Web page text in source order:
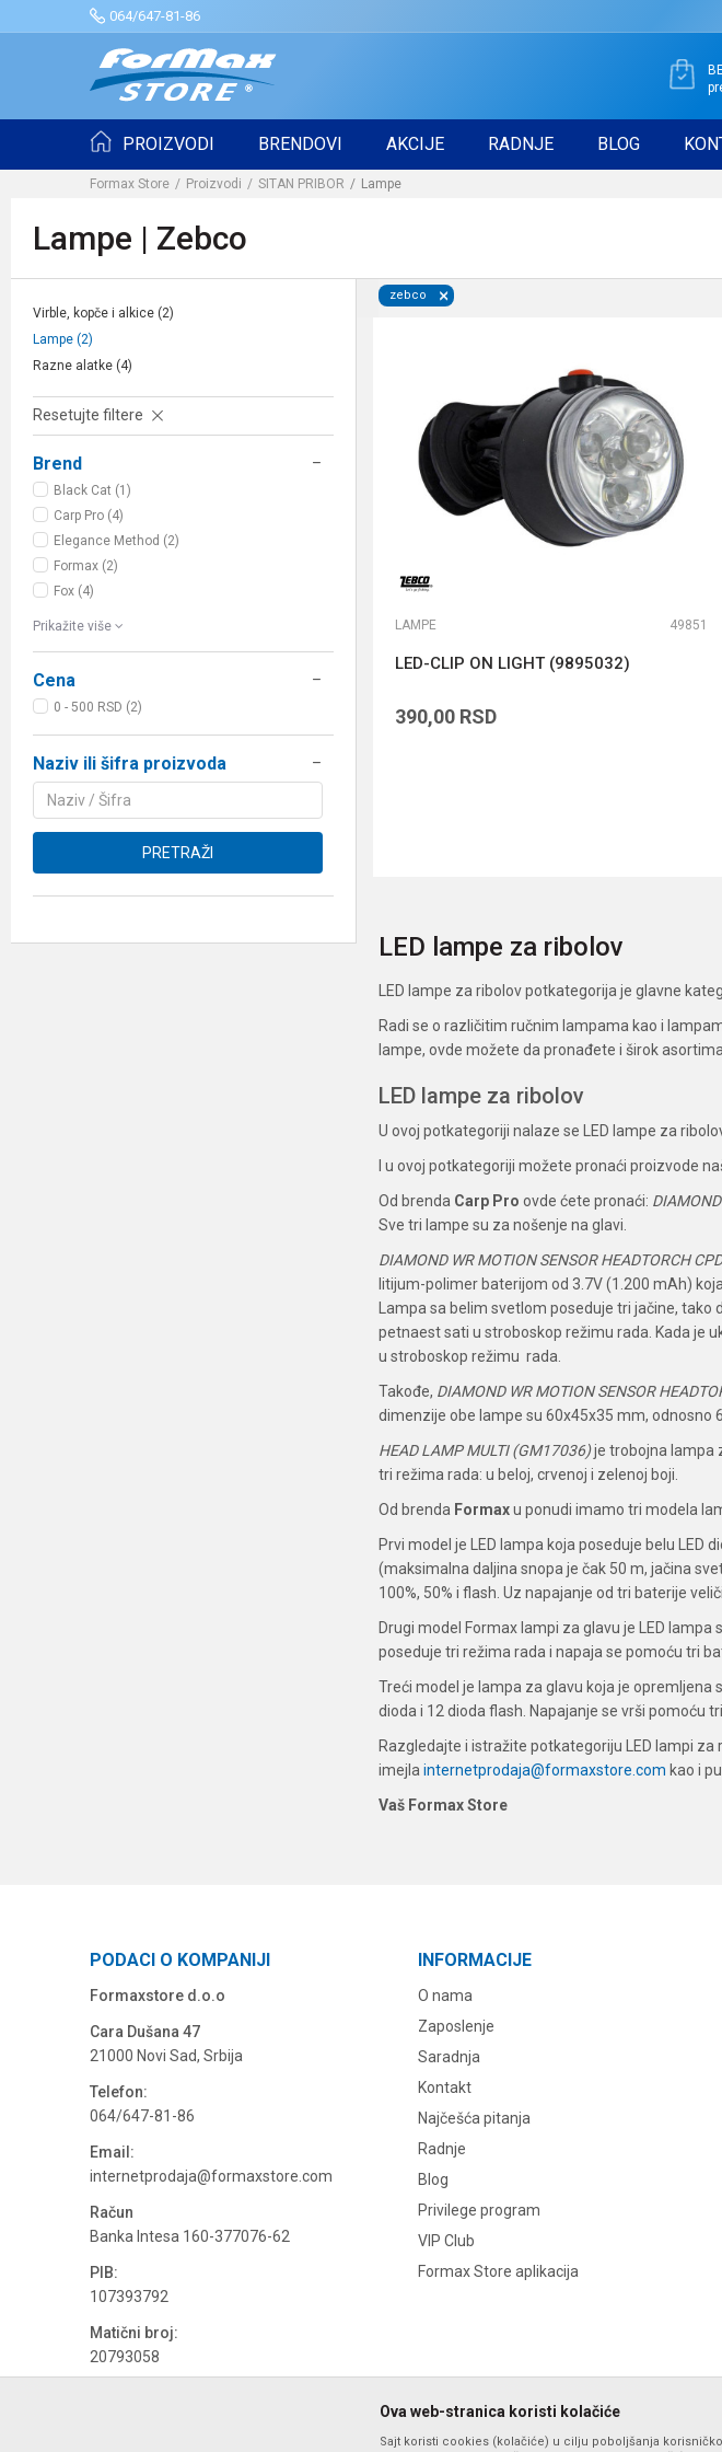
064/647-81-86
PROIZVODI BRENDOVI AKCIJE RADNJE BLOG
Formax Store Proizvodi SITAN PRIBOR Lampe
Lampe | Zebco
Virble, kopče i alkice (2)
Lampe (2)
Razne alatke (4)
Resetujte filtere
Brend
Black Cat (1)
Carp Pro (4)
Elegance Method (2)
Formax (2)
Fox (4)
Prikažite više
Cena
0 - 500 RSD (2)
Naziv ili šifra proizvoda
PRETRAŽI
zebco
LAMPE 49851
LED-CLIP ON LIGHT (9895032)
390,00 RSD
LED lampe za ribolov
LED lampe za ribolov potkategorija je glavne
Radi se o različitim ručnim lampama kao i
lampe, ovde možete da pronađete i širok
LED lampe za ribolov
U ovoj potkategoriji nalaze se LED lampe za
I u ovoj potkategoriji možete pronaći proizvode
Od brenda Carp Pro ovde ćete pronaći:
Sve tri lampe su za nošenje na glavi.
DIAMOND WR MOTION SENSOR HEADTORCH
litijum-polimer baterijom od 3.7V (1.200 mAh)
Lampa sa belim svetlom poseduje tri jačine,
petnaest sati u stroboskop režimu rada. Kada je
u stroboskop režimu rada.
Takođe, DIAMOND WR MOTION SENSOR
dimenzije obe lampe su 60x45x35 mm, odnosno
HEAD LAMP MULTI (GM17036)je trobojna lampa
tri režima rada: u beloj, crvenoj i zelenoj boji.
Od brenda Formaxu ponudi imamo tri modela
Prvi model je LED lampa koja poseduje belu
(maksimalna daljina snopa je čak 50 m, jačina
100%, 50% i flash. Uz napajanje od tri baterije
Drugi model Formax lampi za glavu je LED
poseduje tri režima rada i napaja se pomoću tri
Treći model je lampa za glavu koja je opremljena
dioda i 12 dioda flash. Napajanje se vrši pomoću
Razgledajte i istražite potkategoriju LED lampi
imejla internetprodaja@formaxstore.com kao i
Vaš Formax Store
PODACI O KOMPANIJI
Formaxstore d.o.o
Cara Dušana 47
21000 Novi Sad, Srbija
Telefon:
064/647-81-86
Email:
internetprodaja@formaxstore.com
Račun
Banka Intesa 160-377076-62
PIB:
107393792
Matični broj:
20793058
INFORMACIJE
O nama
Zaposlenje
Saradnja
Kontakt
Najčešća pitanja
Radnje
Blog
Privilege program
VIP Club
Formax Store aplikacija
Ova web-stranica koristi kolačiće
Sajt koristi cookies (kolačiće) u cilju poboljšanja